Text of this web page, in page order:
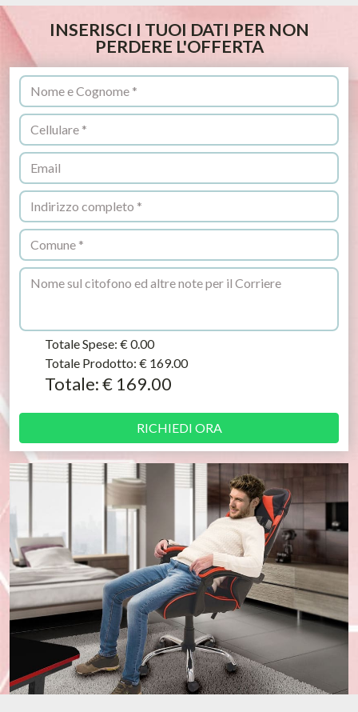
INSERISCI I TUOI DATI PER NON
PERDERE L'OFFERTA
Totale Spese: € 0.00
Totale Prodotto: € 169.00
Totale:€ 169.00
RICHIEDI ORA